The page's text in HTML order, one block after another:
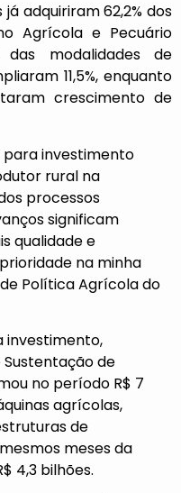
adquiriram 62,2% dos
Agrícola e Pecuário
das modalidades de
11,5%, enquanto
crescimento de
para investimento
rural na
processos
significam
qualidade e
na minha
Política Agrícola do
investimento,
de
no período R$ 7
agrícolas,
de
meses da
4,3 bilhões.